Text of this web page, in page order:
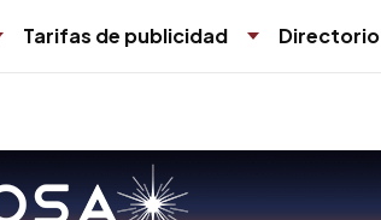
Tarifas de publicidad Directorio